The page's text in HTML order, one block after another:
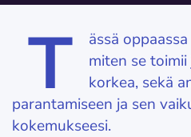
T
ässä
miten se
korkea, sekä
parantamiseen ja sen
kokemukseesi.